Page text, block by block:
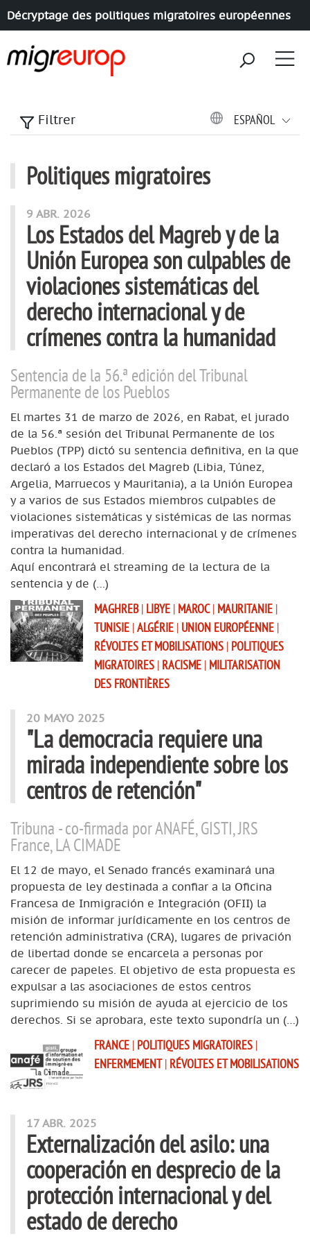
Décryptage des politiques migratoires européennes
Filtrer ESPAÑOL
Politiques migratoires
articles mots
9 ABR. 2026
Los Estados del Magreb y de la
Unión Europea son culpables de
violaciones sistemáticas del
derecho internacional y de
crímenes contra la humanidad
Sentencia de la 56.ª edición del Tribunal
Permanente de los Pueblos
El martes 31 de marzo de 2026, en Rabat, el jurado
de la 56.ª sesión del Tribunal Permanente de los
Pueblos (TPP) dictó su sentencia definitiva, en la que
declaró a los Estados del Magreb (Libia, Túnez,
Argelia, Marruecos y Mauritania), a la Unión Europea
y a varios de sus Estados miembros culpables de
violaciones sistemáticas y sistémicas de las normas
imperativas del derecho internacional y de crímenes
contra la humanidad.
Aquí encontrará el streaming de la lectura de la
sentencia y de (…)
MAGHREB | LIBYE | MAROC | MAURITANIE |
TUNISIE |ALGÉRIE | UNION EUROPÉENNE |
RÉVOLTES ET MOBILISATIONS | POLITIQUES
MIGRATOIRES | RACISME | MILITARISATION
DES FRONTIÈRES
20 MAYO 2025
"La democracia requiere una
mirada independiente sobre los
centros de retención"
Tribuna - co-firmada por ANAFÉ, GISTI, JRS
France, LA CIMADE
El 12 de mayo, el Senado francés examinará una
propuesta de ley destinada a confiar a la Oficina
Francesa de Inmigración e Integración (OFII) la
misión de informar jurídicamente en los centros de
retención administrativa (CRA), lugares de privación
de libertad donde se encarcela a personas por
carecer de papeles. El objetivo de esta propuesta es
expulsar a las asociaciones de estos centros
suprimiendo su misión de ayuda al ejercicio de los
derechos. Si se aprobara, este texto supondría un (…)
FRANCE | POLITIQUES MIGRATOIRES |
ENFERMEMENT | RÉVOLTES ET MOBILISATIONS
17 ABR. 2025
Externalización del asilo: una
cooperación en desprecio de la
protección internacional y del
estado de derecho